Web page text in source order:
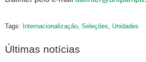
Tags: Internacionalização, Seleções, Unidades
Últimas notícias